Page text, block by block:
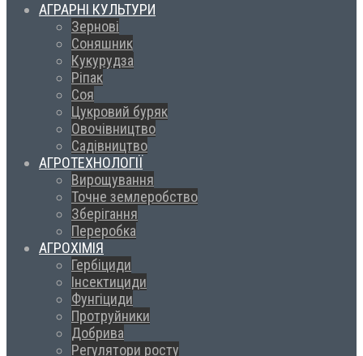
АГРАРНІ КУЛЬТУРИ
Зернові
Соняшник
Кукурудза
Ріпак
Соя
Цукровий буряк
Овочівництво
Садівництво
АГРОТЕХНОЛОГІЇ
Вирощування
Точне землеробство
Зберігання
Переробка
АГРОХІМІЯ
Гербіциди
Інсектициди
Фунгіциди
Протруйники
Добрива
Регулятори росту